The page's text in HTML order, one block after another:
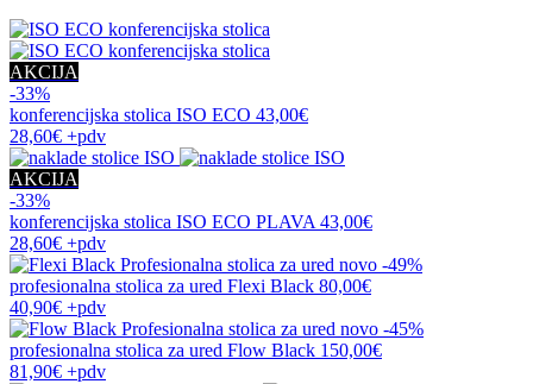
AKCIJA
-33%
konferencijska stolica ISO ECO 43,00€
28,60€ +pdv
AKCIJA
-33%
konferencijska stolica ISO ECO PLAVA 43,00€
28,60€ +pdv
novo -49%
profesionalna stolica za ured Flexi Black 80,00€
40,90€ +pdv
novo -45%
profesionalna stolica za ured Flow Black 150,00€
81,90€ +pdv